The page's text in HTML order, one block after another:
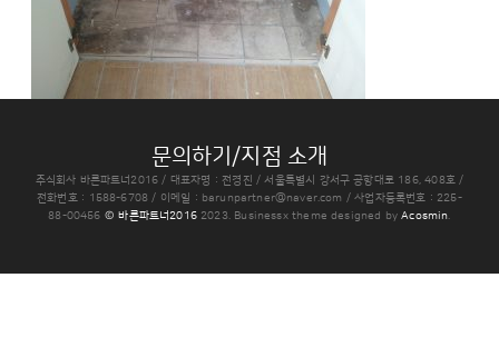
문의하기/지점 소개
주식회사 바른파트너2016 / 대표자명 : 전경진 / 서울특별시 강서구 공항대로 186, 408호 /
전화번호 : 1588-6708 / 이메일 : barunpartner@naver.com / 사업자등록번호 : 225-
88-00456 © 바른파트너20162023. Businessx theme designed byAcosmin.